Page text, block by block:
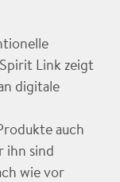
Link zeigt
digitale
auch
ihn sind
wie vor